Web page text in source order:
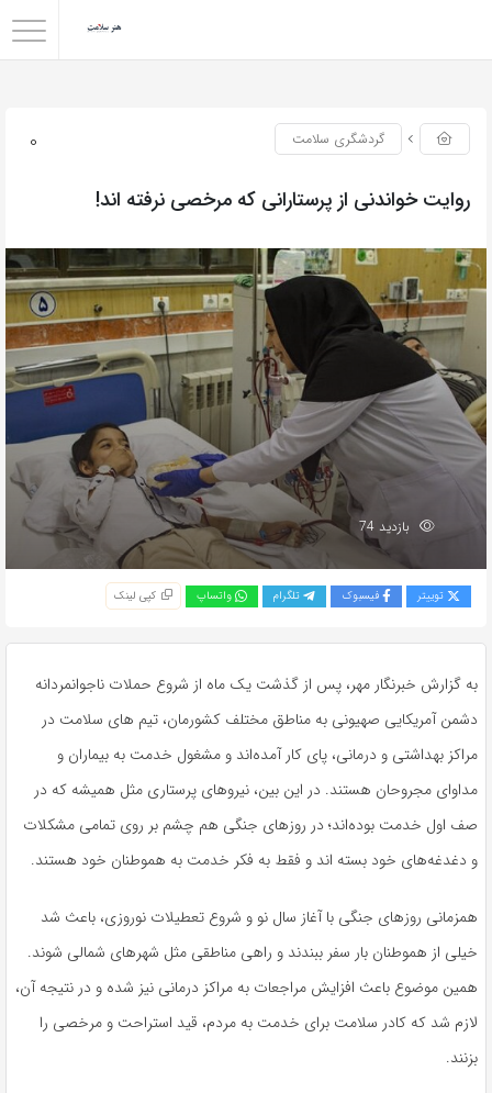
0 گردشگری سلامت
روایت خواندنی از پرستارانی که مرخصی نرفته اند!
بازدید 74
توییتر فیسبوک تلگرام واتساپ کپی لینک
به گزارش خبرنگار مهر، پس از گذشت یک ماه از شروع حملات ناجوانمردانه
دشمن آمریکایی صهیونی به مناطق مختلف کشورمان، تیم های سلامت در
مراکز بهداشتی و درمانی، پای کار آمده‌اند و مشغول خدمت به بیماران و
مداوای مجروحان هستند. در این بین، نیروهای پرستاری مثل همیشه که در
صف اول خدمت بوده‌اند؛ در روزهای جنگی هم چشم بر روی تمامی مشکلات
و دغدغه‌های خود بسته اند و فقط به فکر خدمت به هموطنان خود هستند.
همزمانی روزهای جنگی با آغاز سال نو و شروع تعطیلات نوروزی، باعث شد
خیلی از هموطنان بار سفر ببندند و راهی مناطقی مثل شهرهای شمالی شوند.
همین موضوع باعث افزایش مراجعات به مراکز درمانی نیز شده و در نتیجه آن،
لازم شد که کادر سلامت برای خدمت به مردم، قید استراحت و مرخصی را
بزنند.